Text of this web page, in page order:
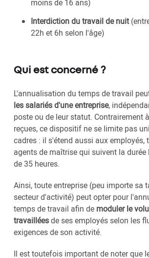
moins de 16 ans)
Interdiction du travail de nuit
22h et 6h selon l'âge)
Qui est concerné ?
L'annualisation du temps de travail
les salariés d'une entreprise,
poste ou de leur statut. Contrairement
reçues, ce dispositif ne se limite pas
cadres : il s'étend aussi aux employés,
agents de maîtrise qui suivent la durée
de 35 heures.
Ainsi, toute entreprise (peu importe sa
secteur d'activité) peut opter pour
temps de travail afin de moduler le
travailléesde ses employés selon les
exigences de son activité.
Il est toutefois important de noter que